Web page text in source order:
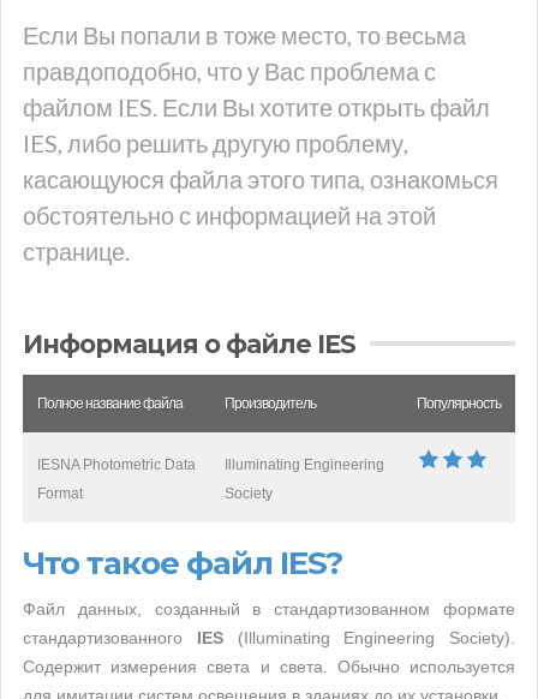
Если Вы попали в тоже место, то весьма
правдоподобно, что у Вас проблема с
файлом IES. Если Вы хотите открыть файл
IES, либо решить другую проблему,
касающуюся файла этого типа, ознакомься
обстоятельно с информацией на этой
странице.
Информация о файле IES
Полное название файла Производитель Популярность
IESNA Photometric Data
Format
Illuminating Engineering
Society
Что такое файл IES?
Файл данных, созданный в стандартизованном формате
стандартизованного IES(Illuminating Engineering Society).
Содержит измерения света и света. Обычно используется